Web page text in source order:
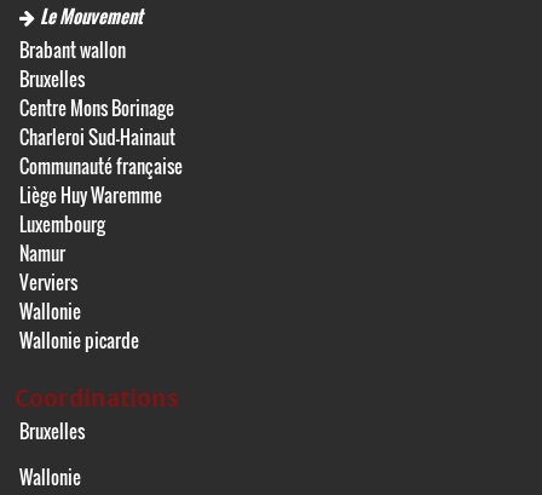
Le Mouvement
Brabant wallon
Bruxelles
Centre Mons Borinage
Charleroi Sud-Hainaut
Communauté française
Liège Huy Waremme
Luxembourg
Namur
Verviers
Wallonie
Wallonie picarde
Coordinations
Bruxelles
Wallonie